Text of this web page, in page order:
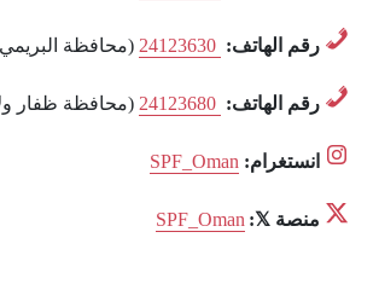
رقم الهاتف: ‎24123630‎‏ ‏ (محافظة البريمي
رقم الهاتف: ‎24123680‎‏ ‏ (محافظة ظفار
انستغرام: SPF_Oman
منصة 𝕏: SPF_Oman